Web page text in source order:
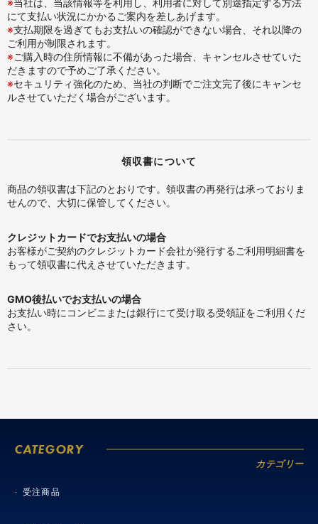
※当社は、当該情報等を利用し、利用者に対して別途指定する方法
にて支払い状況にかかるご案内を差しあげます。
※支払期限を過ぎてもお支払いの確認ができない場合、それ以降の
ご利用が制限されます。
※ご購入時の住所情報に不備があった場合、キャンセルさせていた
だきますので予めご了承ください。
※セキュリティ強化のため、当社の判断でご注文完了後にキャンセ
ルさせていただく場合がございます。
領収書について
商品の領収書は下記のとおりです。領収書の再発行は承っておりま
せんので、大切に保管してください。
クレジットカードでお支払いの場合
お客様がご契約のクレジットカード会社が発行するご利用明細書を
もって領収書に代えさせていただきます。
GMO後払いでお支払いの場合
お支払い時にコンビニまたは銀行にて受け取る受領証をご利用くだ
さい。
CATEGORY
カテゴリー
受注商品